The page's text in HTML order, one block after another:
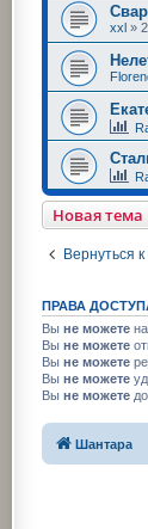
xxl »
Новая тема
Вернуться
ПРАВА
Вы не можете
Вы не можете
Вы не можете
Вы не можете
Вы не можете
Шантара